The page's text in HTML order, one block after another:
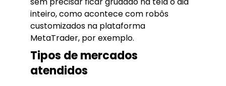
inteiro, como acontece com robôs
customizados na plataforma
MetaTrader, por exemplo.
Tipos de mercados
atendidos